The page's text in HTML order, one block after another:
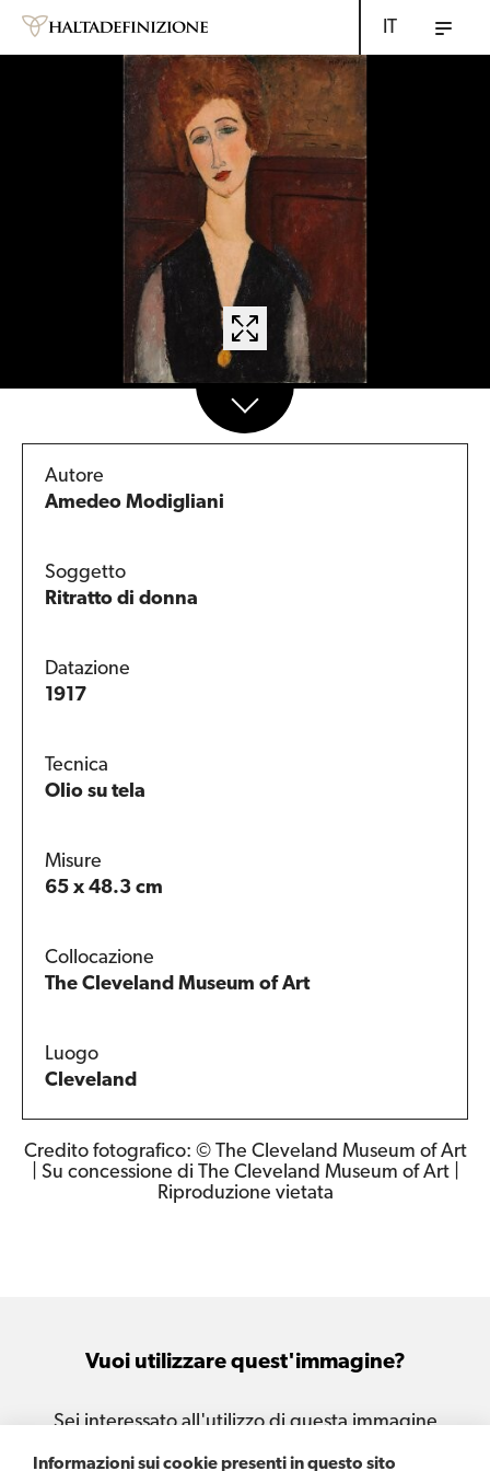
Informazioni sui cookie presenti in questo sito
IT
Autore
Amedeo Modigliani
Soggetto
Ritratto di donna
Datazione
1917
Tecnica
Olio su tela
Misure
65 x 48.3 cm
Collocazione
The Cleveland Museum of Art
Luogo
Cleveland
Credito fotografico: © The Cleveland Museum of Art
| Su concessione di The Cleveland Museum of Art |
Riproduzione vietata
Vuoi utilizzare quest'immagine?
Sei interessato all'utilizzo di questa immagine
per le tue attività e i tuoi progetti?